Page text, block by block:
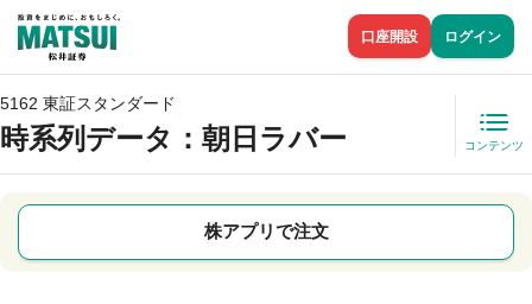
口座開設 ログイン
5162 東証スタンダード
時系列データ ：朝日ラバー コンテンツ
株アプリで注文